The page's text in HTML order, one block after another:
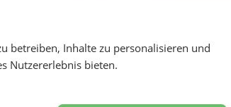
betreiben, Inhalte zu personalisieren und
Nutzererlebnis bieten.